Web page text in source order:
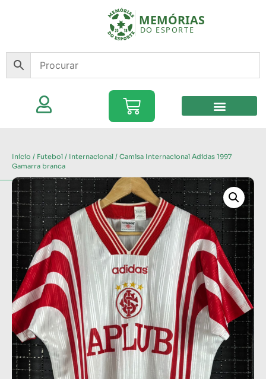
Início / Futebol / Internacional / Camisa Internacional Adidas 1997
Gamarra branca